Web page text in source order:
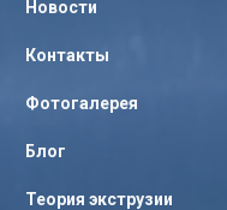
Новости
Контакты
Фотогалерея
Блог
Теория экструзии